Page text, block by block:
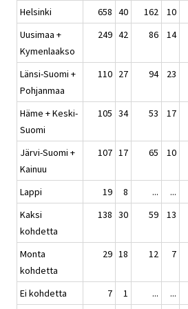
Helsinki
658 40 162 10
Uusimaa +
Kymenlaakso
249 42 86 14
Länsi-Suomi +
Pohjanmaa
110 27 94 23
Häme + Keski-
Suomi
105 34 53 17
Järvi-Suomi +
Kainuu
107 17 65 10
Lappi 19 8 ... ...
Kaksi
kohdetta
138 30 59 13
Monta
kohdetta
29 18 12 7
Ei kohdetta 7 1 ... ...